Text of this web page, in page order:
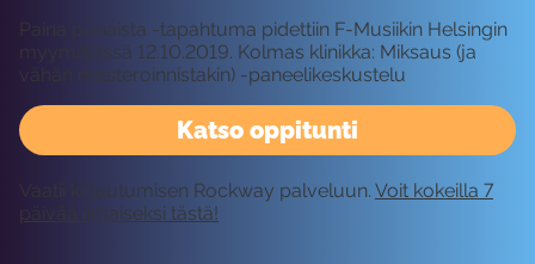
Katso oppitunti
Paina punaista -tapahtuma pidettiin F-Musiikin Helsingin
myymälässä 12.10.2019. Kolmas klinikka: Miksaus (ja
vähän masteroinnistakin) -paneelikeskustelu
Vaatii kirjautumisen Rockway palveluun. Voit kokeilla 7
päivää ilmaiseksi tästä!